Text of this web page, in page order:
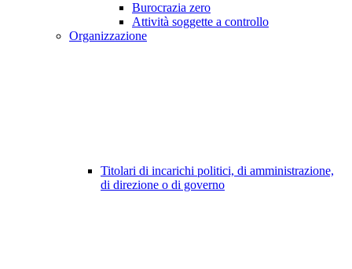
Burocrazia zero
Attività soggette a controllo
Organizzazione
Titolari di incarichi politici, di amministrazione,
di direzione o di governo